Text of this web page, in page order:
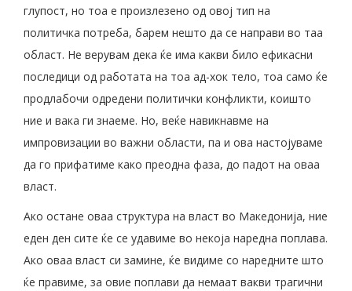
глупост, но тоа е произлезено од овој тип на
политичка потреба, барем нешто да се направи во таа
област. Не верувам дека ќе има какви било ефикасни
последици од работата на тоа ад-хок тело, тоа само ќе
продлабочи одредени политички конфликти, коишто
ние и вака ги знаеме. Но, веќе навикнавме на
импровизации во важни области, па и ова настојуваме
да го прифатиме како преодна фаза, до падот на оваа
власт.
Ако остане оваа структура на власт во Македонија, ние
еден ден сите ќе се удавиме во некоја наредна поплава.
Ако оваа власт си замине, ќе видиме со наредните што
ќе правиме, за овие поплави да немаат вакви трагични